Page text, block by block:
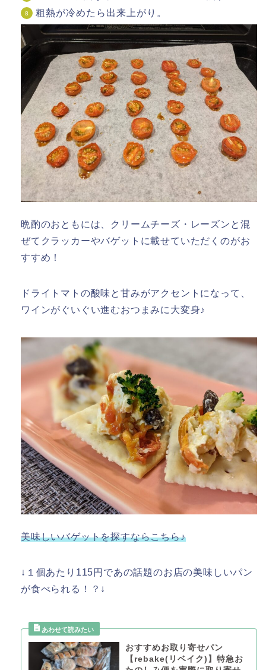
粗熱が冷めたら出来上がり。
晩酌のおともには、クリームチーズ・レーズンと混
ぜてクラッカーやバゲットに載せていただくのがお
すすめ！
ドライトマトの酸味と甘みがアクセントになって、
ワインがぐいぐい進むおつまみに大変身♪
美味しいバゲットを探すならこちら♪
↓１個あたり115円であの話題のお店の美味しいパン
が食べられる！？↓
おすすめお取り寄せパン
【rebake(リベイク)】特急お